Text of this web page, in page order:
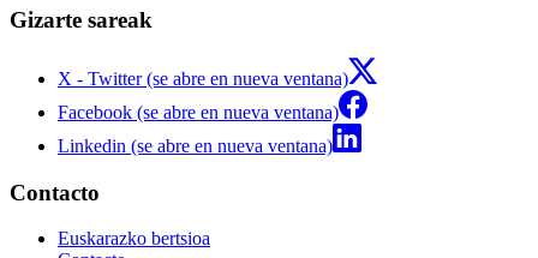
Gizarte sareak
X - Twitter (se abre en nueva ventana)
Facebook (se abre en nueva ventana)
Linkedin (se abre en nueva ventana)
Contacto
Euskarazko bertsioa